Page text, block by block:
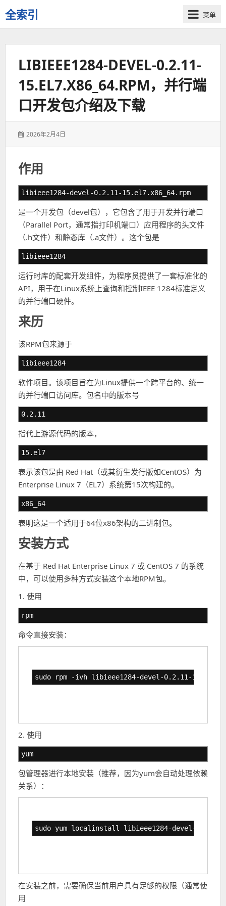
全索引
一
些
菜单
LIBIEEE1284-DEVEL-0.2.11-
15.EL7.X86_64.RPM，并行端
口开发包介绍及下载
发
2026年2月4日
作用
libieee1284-devel-0.2.11-15.el7.x86_64.rpm
是一个开发包（devel包），它包含了用于开发并行端口
（Parallel Port，通常指打印机端口）应用程序的头文件
（.h文件）和静态库（.a文件）。这个包是
libieee1284
运行时库的配套开发组件，为程序员提供了一套标准化的
API，用于在Linux系统上查询和控制IEEE 1284标准定义
的并行端口硬件。
来历
该RPM包来源于
libieee1284
软件项目。该项目旨在为Linux提供一个跨平台的、统一
的并行端口访问库。包名中的版本号
0.2.11
指代上游源代码的版本，
15.el7
表示该包是由 Red Hat（或其衍生发行版如CentOS）为
Enterprise Linux 7（EL7）系统第15次构建的。
x86_64
表明这是一个适用于64位x86架构的二进制包。
安装方式
在基于 Red Hat Enterprise Linux 7 或 CentOS 7 的系统
中，可以使用多种方式安装这个本地RPM包。
1. 使用
rpm
命令直接安装：
sudo rpm -ivh libieee1284-devel-0.2.11-
2. 使用
yum
包管理器进行本地安装（推荐，因为yum会自动处理依赖
关系）：
sudo yum localinstall libieee1284-devel-0.2.11-
在安装之前，需要确保当前用户具有足够的权限（通常使
用